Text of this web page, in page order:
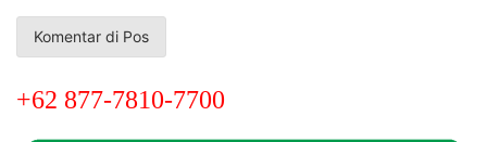
+62 877-7810-7700